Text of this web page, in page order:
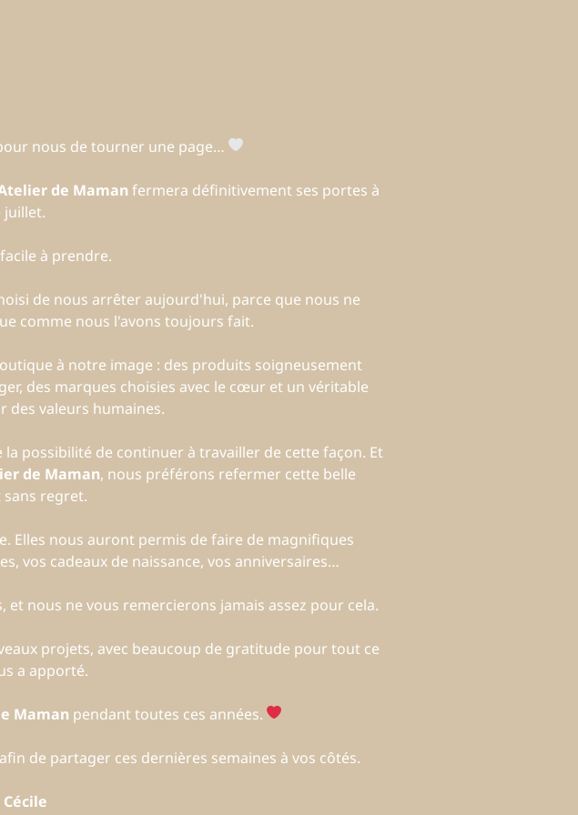
nous de tourner une page…
de Maman fermera définitivement ses portes à
juillet.
à prendre.
de nous arrêter aujourd'hui, parce que nous ne
comme nous l'avons toujours fait.
à notre image : des produits soigneusement
des marques choisies avec le cœur et un véritable
des valeurs humaines.
possibilité de continuer à travailler de cette façon. Et
de Maman, nous préférons refermer cette belle
regret.
Elles nous auront permis de faire de magnifiques
vos cadeaux de naissance, vos anniversaires…
nous ne vous remercierons jamais assez pour cela.
projets, avec beaucoup de gratitude pour tout ce
a apporté.
Maman pendant toutes ces années.
de partager ces dernières semaines à vos côtés.